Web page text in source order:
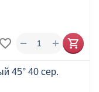
+
−
45° 40 сер.